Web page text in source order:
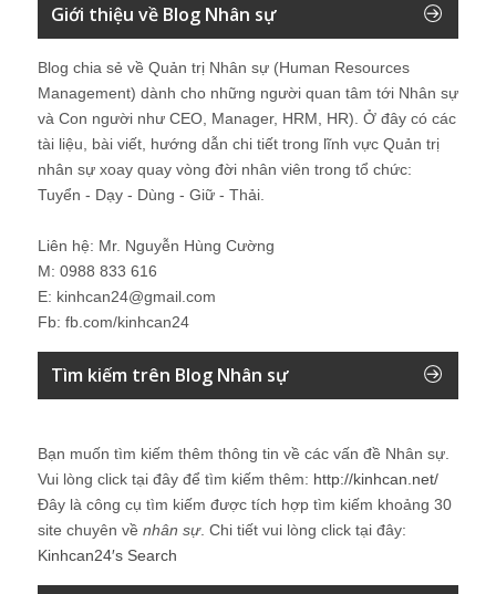
Giới thiệu về Blog Nhân sự
Blog chia sẻ về Quản trị Nhân sự (Human Resources
Management) dành cho những người quan tâm tới Nhân sự
và Con người như CEO, Manager, HRM, HR). Ở đây có các
tài liệu, bài viết, hướng dẫn chi tiết trong lĩnh vực Quản trị
nhân sự xoay quay vòng đời nhân viên trong tổ chức:
Tuyển - Dạy - Dùng - Giữ - Thải.
Liên hệ: Mr. Nguyễn Hùng Cường
M: 0988 833 616
E: kinhcan24@gmail.com
Fb: fb.com/kinhcan24
Tìm kiếm trên Blog Nhân sự
Bạn muốn tìm kiếm thêm thông tin về các vấn đề Nhân sự
Vui lòng click tại đây để tìm kiếm thêm: http://kinhcan.net/
Đây là công cụ tìm kiếm được tích hợp tìm kiếm khoảng 30
site chuyên về nhân sự. Chi tiết vui lòng click tại đây:
Kinhcan24′s Search